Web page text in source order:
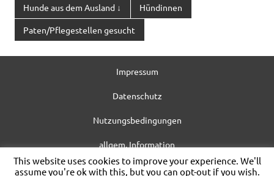
Hunde aus dem Ausland ↓ Hündinnen
Paten/Pflegestellen gesucht
Impressum
Datenschutz
Nutzungsbedingungen
allgem. Information
WordPress-Theme: Dynamic News von ThemeZee.
This website uses cookies to improve your experience. We'll
assume you're ok with this, but you can opt-out if you wish.